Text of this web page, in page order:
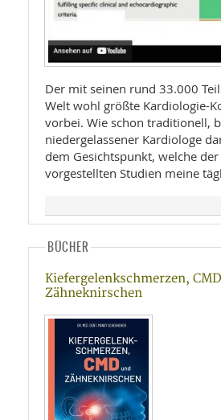
Der mit seinen rund 33.000
Welt wohl größte Kardiologie-
vorbei. Wie schon traditionell,
niedergelassener Kardiologe
dem Gesichtspunkt, welche
vorgestellten Studien meine
BÜCHER
Kiefergelenkschmerzen,
Zähneknirschen